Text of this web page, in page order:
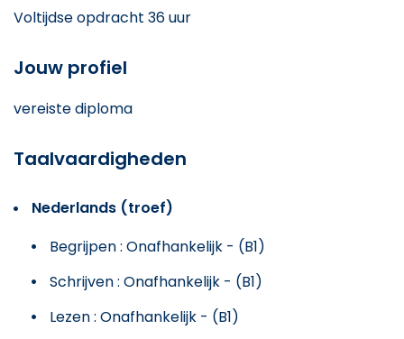
Voltijdse opdracht 36 uur
Jouw profiel
vereiste diploma
Taalvaardigheden
Nederlands (troef)
Begrijpen : Onafhankelijk - (B1)
Schrijven : Onafhankelijk - (B1)
Lezen : Onafhankelijk - (B1)